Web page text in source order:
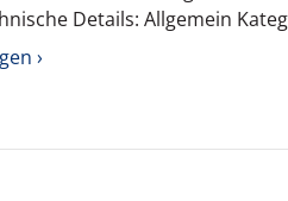
Kategorie Online- &amp;
Services - Appliance-
›